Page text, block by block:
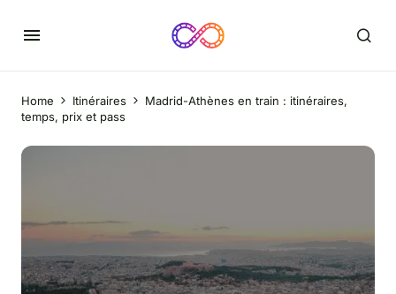
Home Itinéraires
Madrid-Athènes en train : itinéraires,
temps, prix et pass